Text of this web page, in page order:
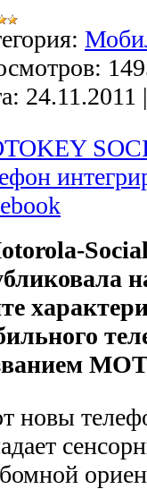
24.11.2011
новы